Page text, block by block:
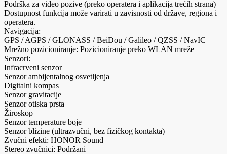
Podrška za video pozive (preko operatera i aplikacija trećih strana)
Dostupnost funkcija može varirati u zavisnosti od države, regiona i
operatera.
Navigacija:
GPS / AGPS / GLONASS / BeiDou / Galileo / QZSS / NavIC
Mrežno pozicioniranje: Pozicioniranje preko WLAN mreže
Senzori:
Infracrveni senzor
Senzor ambijentalnog osvetljenja
Digitalni kompas
Senzor gravitacije
Senzor otiska prsta
Žiroskop
Senzor temperature boje
Senzor blizine (ultrazvučni, bez fizičkog kontakta)
Zvučni efekti: HONOR Sound
Stereo zvučnici: Podržani